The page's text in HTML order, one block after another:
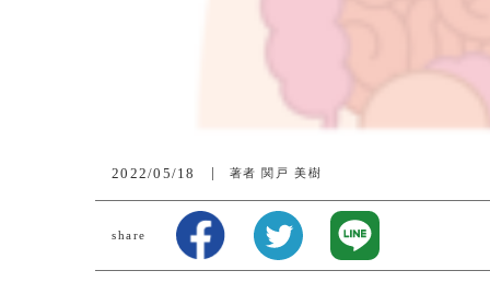
2022/05/18 著者 関戸 美樹
share